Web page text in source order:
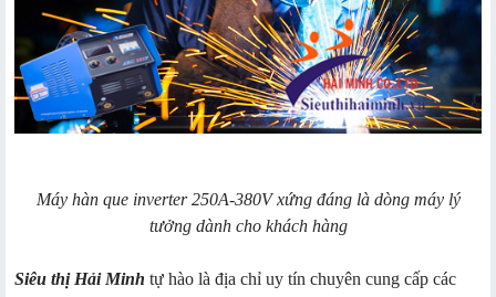
Máy hàn que inverter 250A-380V xứng đáng là dòng máy lý
tưởng dành cho khách hàng
Siêu thị Hải Minh tự hào là địa chỉ uy tín chuyên cung cấp các